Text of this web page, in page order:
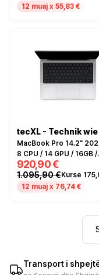
12 muaj x 55,83 €
tecXL - Technik wie
MacBook Pro 14.2"
8 CPU / 14 GPU / 16GB /
512GB / DE - Silver
920,90 €
1.095,90 €Kurse
12 muaj x 76,74 €
Transport i